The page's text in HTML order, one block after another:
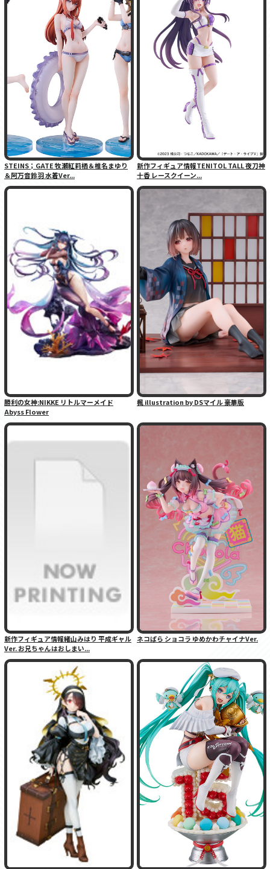
STEINS；GATE 牧瀬紅莉栖＆椎名まゆり
＆阿万音鈴羽 水着Ver...
新作フィギュア情報TENITOL TALL 夜刀神
十香 レースクイーン...
勝利の女神:NIKKE リトルマーメイド
Abyss Flower
楓 illustration by DSマイル 豪華版
新作フィギュア情報緒山みはり 平成ギャル
Ver. お兄ちゃんはおしまい...
ネコぱら ショコラ ゆめかわチャイナVer.